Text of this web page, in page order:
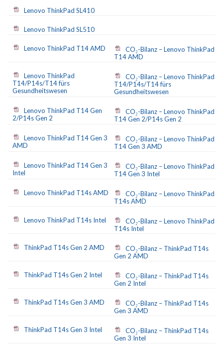
Lenovo ThinkPad SL410
Lenovo ThinkPad SL510
Lenovo ThinkPad T14 AMD
CO₂-Bilanz – Lenovo ThinkPad
T14 AMD
Lenovo ThinkPad
T14/P14s/T14 fürs
Gesundheitswesen
CO₂-Bilanz – Lenovo ThinkPad
T14/P14s/T14 fürs
Gesundheitswesen
Lenovo ThinkPad T14 Gen
2/P14s Gen 2
CO₂-Bilanz – Lenovo ThinkPad
T14 Gen 2/P14s Gen 2
Lenovo ThinkPad T14 Gen 3
AMD
CO₂-Bilanz – Lenovo ThinkPad
T14 Gen 3 AMD
Lenovo ThinkPad T14 Gen 3
Intel
CO₂-Bilanz – Lenovo ThinkPad
T14 Gen 3 Intel
Lenovo ThinkPad T14s AMD
CO₂-Bilanz – Lenovo ThinkPad
T14s AMD
Lenovo ThinkPad T14s Intel
CO₂-Bilanz – Lenovo ThinkPad
T14s Intel
ThinkPad T14s Gen 2 AMD
CO₂-Bilanz – ThinkPad T14s
Gen 2 AMD
ThinkPad T14s Gen 2 Intel
CO₂-Bilanz – ThinkPad T14s
Gen 2 Intel
ThinkPad T14s Gen 3 AMD
CO₂-Bilanz – ThinkPad T14s
Gen 3 AMD
ThinkPad T14s Gen 3 Intel
CO₂-Bilanz – ThinkPad T14s
Gen 3 Intel